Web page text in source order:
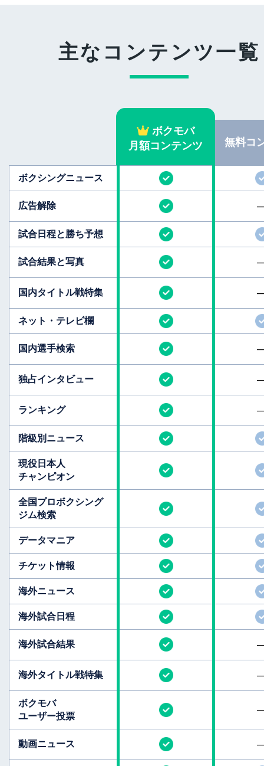
主なコンテンツ一覧
ボクモバ
月額コンテンツ
無料コ
ボクシングニュース
広告解除
試合日程と勝ち予想
試合結果と写真
国内タイトル戦特集
ネット・テレビ欄
国内選手検索
独占インタビュー
ランキング
階級別ニュース
現役日本人
チャンピオン
全国プロボクシング
ジム検索
データマニア
チケット情報
海外ニュース
海外試合日程
海外試合結果
海外タイトル戦特集
ボクモバ
ユーザー投票
動画ニュース